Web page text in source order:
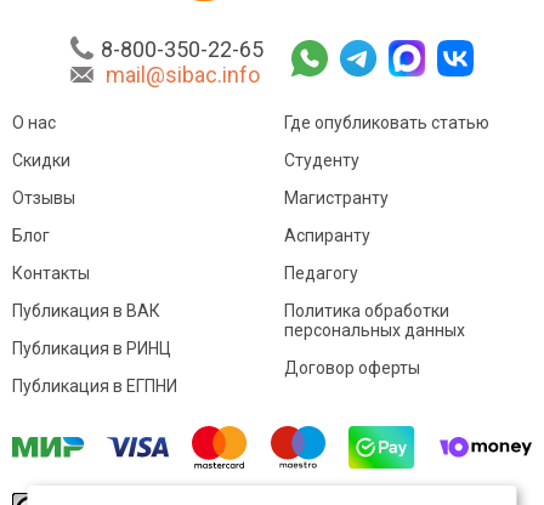
8-800-350-22-65
mail@sibac.info
О нас
Скидки
Отзывы
Блог
Контакты
Где опубликовать статью
Студенту
Магистранту
Аспиранту
Педагогу
Публикация в ВАК
Публикация в РИНЦ
Публикация в ЕГПНИ
Политика обработки
персональных данных
Договор оферты